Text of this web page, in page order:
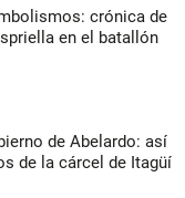
crónica de
en el batallón
de Abelardo: así
de la cárcel de Itagüí